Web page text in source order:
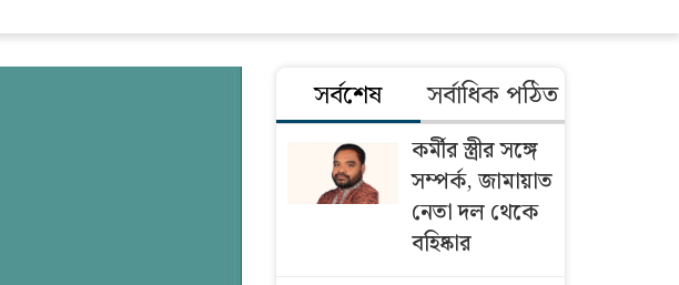
সর্বশেষ সর্বাধিক পঠিত
কর্মীর স্ত্রীর সঙ্গে
সম্পর্ক, জামায়াত
নেতা দল থেকে
বহিষ্কার